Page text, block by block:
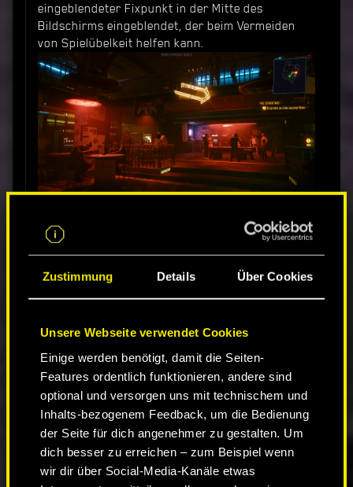
Zustimmung Details Über Cookies
Unsere Webseite verwendet Cookies
Einige werden benötigt, damit die Seiten-
Features ordentlich funktionieren, andere sind
optional und versorgen uns mit technischem und
Inhalts-bezogenem Feedback, um die Bedienung
der Seite für dich angenehmer zu gestalten. Um
dich besser zu erreichen – zum Beispiel wenn
wir dir über Social-Media-Kanäle etwas
eingeblendeter Fixpunkt in der Mitte des
Bildschirms eingeblendet, der beim Vermeiden
von Spielübelkeit helfen kann.
Haptisches Feedback in der Benutzeroberfläche
Diese Einstellung aktiviert/deaktiviert haptisches
Feedback in der Benutzeroberfläche.
Diese Einstellung verändert gewisse
Schriftgrößen in der Benutzeroberfläche. Diese
Änderung betrifft vor allem:
Die meisten Tooltips
Die meisten Einstellungsbildschirme
Tipps auf dem Ladebildschirm
Einige Elemente in den Lade- und